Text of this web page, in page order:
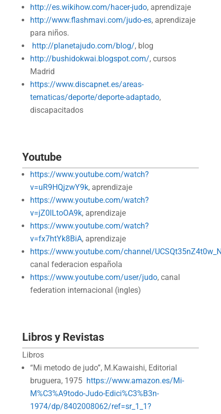
http://es.wikihow.com/hacer-judo, aprendizaje
http://www.flashmavi.com/judo-es, aprendizaje
para niños.
http://planetajudo.com/blog/, blog
http://bushidokwai.blogspot.com/, cursos
Madrid
https://www.discapnet.es/areas-
tematicas/deporte/deporte-adaptado,
discapacitados
Youtube
https://www.youtube.com/watch?
v=uR9HQjzwY9k, aprendizaje
https://www.youtube.com/watch?
v=jZ0lLtoOA9k, aprendizaje
https://www.youtube.com/watch?
v=fx7htYk8BiA, aprendizaje
https://www.youtube.com/channel/
canal federacion española
https://www.youtube.com/user/judo, canal
federation internacional (ingles)
Libros y Revistas
Libros
“Mi metodo de judo”, M.Kawaishi, Editorial
bruguera, 1975 https://www.amazon.es/Mi-
M%C3%A9todo-Judo-Edici%C3%B3n-
1974/dp/8402008062/ref=sr_1_1?